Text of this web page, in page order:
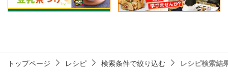
トップページ レシピ 検索条件で絞り込む レシピ検索結